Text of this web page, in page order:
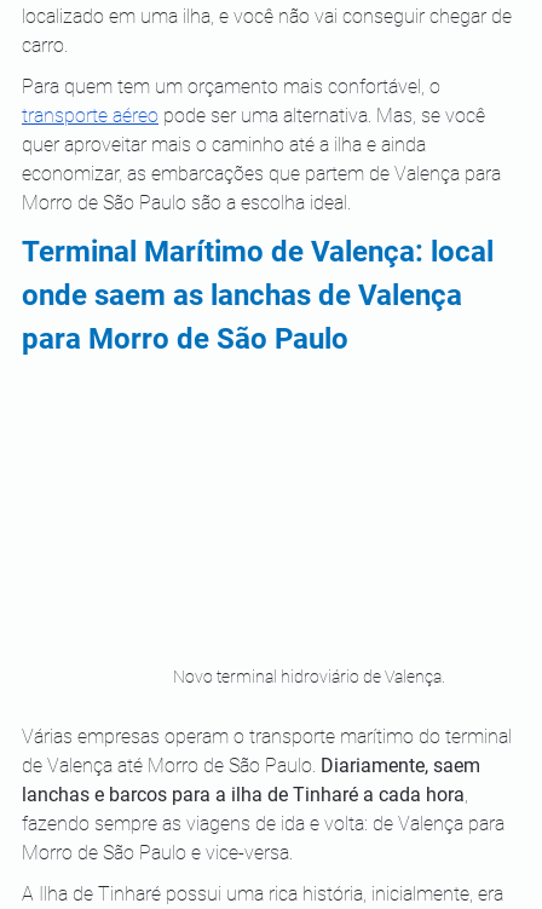
localizado em uma ilha, e você não vai conseguir chegar de
carro.
Para quem tem um orçamento mais confortável, o
transporte aéreo pode ser uma alternativa. Mas, se você
quer aproveitar mais o caminho até a ilha e ainda
economizar, as embarcações que partem de Valença para
Morro de São Paulo são a escolha ideal.
Terminal Marítimo de Valença: local
onde saem as lanchas de Valença
para Morro de São Paulo
Novo terminal hidroviário de Valença.
Várias empresas operam o transporte marítimo do terminal
de Valença até Morro de São Paulo. Diariamente, saem
lanchas e barcos para a ilha de Tinharé a cada hora,
fazendo sempre as viagens de ida e volta: de Valença para
Morro de São Paulo e vice-versa.
A Ilha de Tinharé possui uma rica história, inicialmente, era